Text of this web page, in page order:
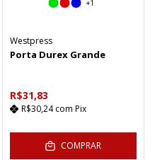
+1
Westpress
Porta Durex Grande
R$31,83
R$30,24com Pix
COMPRAR